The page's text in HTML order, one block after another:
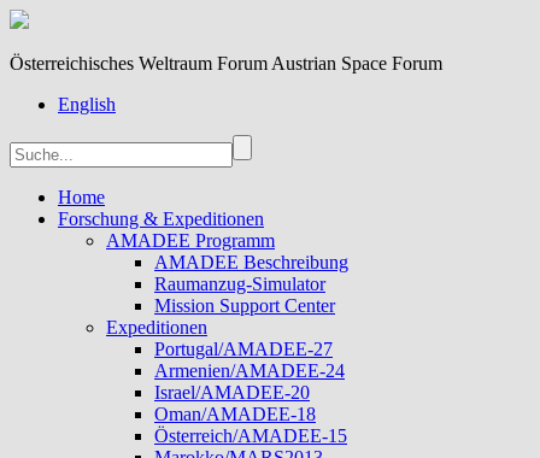
Österreichisches Weltraum Forum Austrian Space Forum
English
Home
Forschung & Expeditionen
AMADEE Programm
AMADEE Beschreibung
Raumanzug-Simulator
Mission Support Center
Expeditionen
Portugal/AMADEE-27
Armenien/AMADEE-24
Israel/AMADEE-20
Oman/AMADEE-18
Österreich/AMADEE-15